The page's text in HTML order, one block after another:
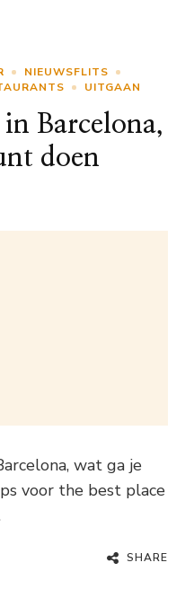
NIEUWSFLITS
UITGAAN
Barcelona,
doen
wat ga je
voor the best place
SHARE